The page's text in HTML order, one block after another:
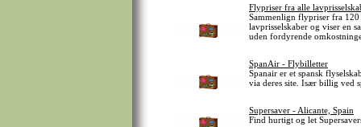
Flypriser fra alle
Sammenlign flypriser fra 120
lavprisselskaber og viser en
uden fordyrende
SpanAir - Flybilletter
Spanair er et spansk
via deres site. Især billig ved
Supersaver - Alicante, Spain
Find hurtigt og let